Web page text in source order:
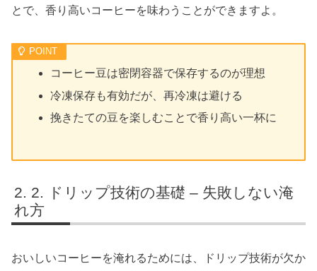
とで、香り高いコーヒーを味わうことができますよ。
コーヒー豆は密閉容器で保存するのが理想
冷凍保存も有効だが、再冷凍は避ける
挽きたての豆を楽しむことで香り高い一杯に
2. ドリップ技術の基礎 – 失敗しない淹
れ方
おいしいコーヒーを淹れるためには、ドリップ技術が欠か